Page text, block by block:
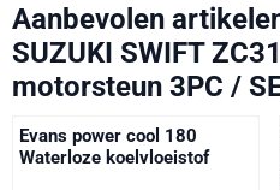
Aanbevolen
SUZUKI SWIFT
motorsteun 3PC /
Evans power cool 180
Waterloze koelvloeistof